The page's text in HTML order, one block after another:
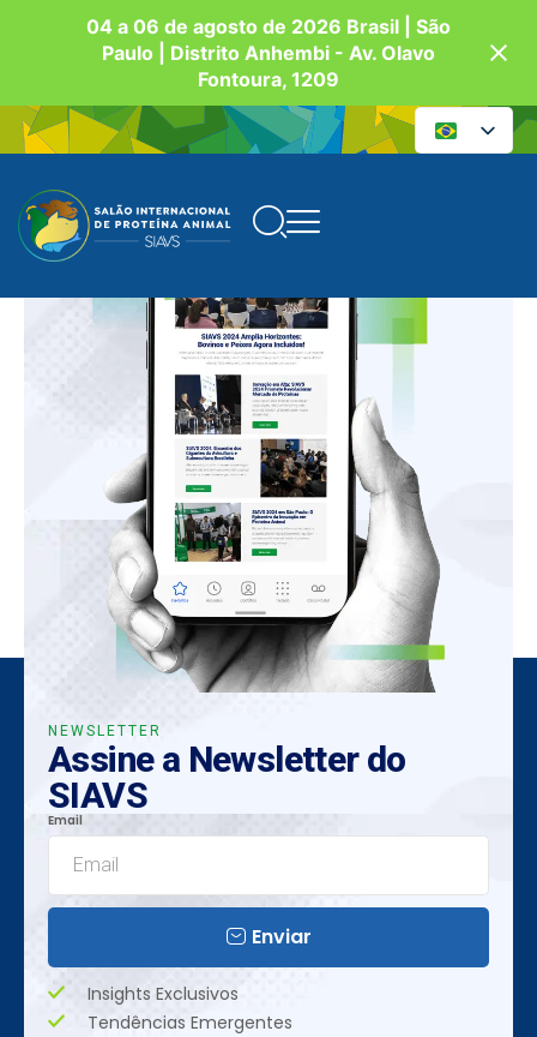
04 a 06 de agosto de 2026 Brasil | São
Paulo | Distrito Anhembi - Av. Olavo
Fontoura, 1209
NEWSLETTER
Assine a Newsletter do
SIAVS
Email
Enviar
Insights Exclusivos
Tendências Emergentes